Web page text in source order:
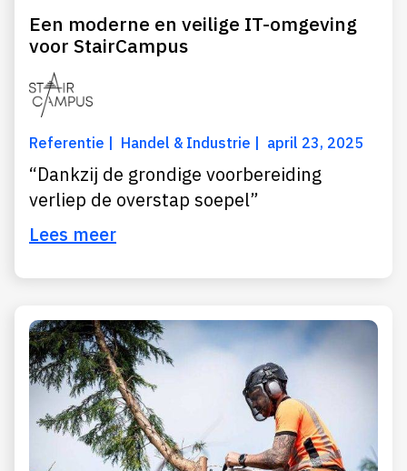
Een moderne en veilige IT-omgeving
voor StairCampus
Referentie Handel & Industrie april 23, 2025
“Dankzij de grondige voorbereiding
verliep de overstap soepel”
Lees meer